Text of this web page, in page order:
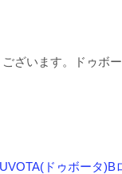
ざいます。ドゥボ
ドゥボータ)B